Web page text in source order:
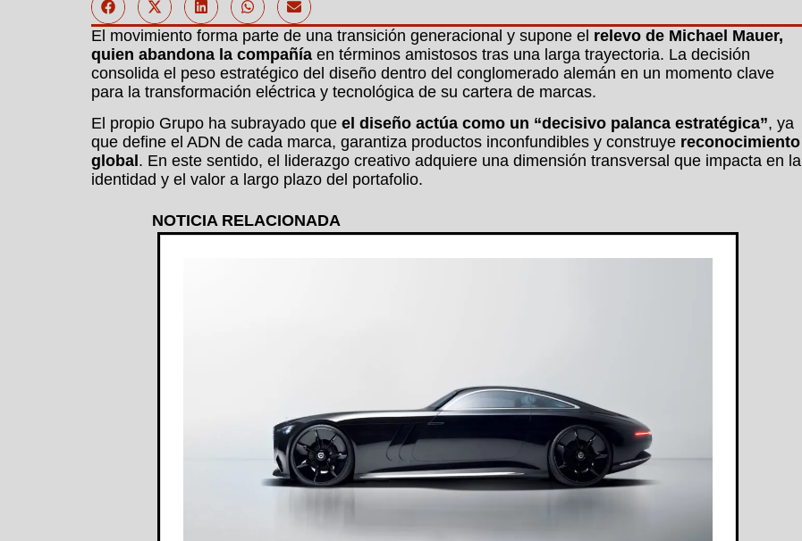
El movimiento forma parte de una transición generacional y supone el relevo de Michael Mauer,
quien abandona la compañía en términos amistosos tras una larga trayectoria. La decisión
consolida el peso estratégico del diseño dentro del conglomerado alemán en un momento clave
para la transformación eléctrica y tecnológica de su cartera de marcas.
El propio Grupo ha subrayado que el diseño actúa como un “decisivo palanca estratégica”, ya
que define el ADN de cada marca, garantiza productos inconfundibles y construye reconocimiento
global . En este sentido, el liderazgo creativo adquiere una dimensión transversal que impacta en la
identidad y el valor a largo plazo del portafolio.
NOTICIA RELACIONADA